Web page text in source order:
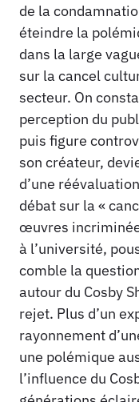
de la
éteindre la
dans la large
sur la cancel
secteur. On
perception du
puis figure
son créateur,
d’une
débat sur la «
œuvres
à l’université,
comble la
autour du Cosby
rejet. Plus d’un
rayonnement
une polémique
l’influence du